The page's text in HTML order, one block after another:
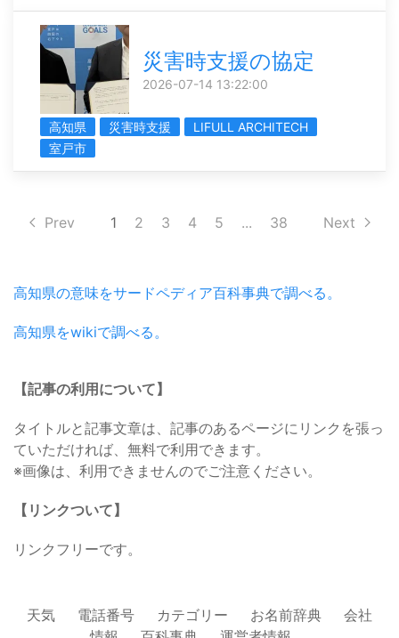
災害時支援の協定
2026-07-14 13:22:00
高知県 災害時支援
LIFULL ARCHITECH
室戸市
Prev 1 2 3 4 5 ... 38 Next
高知県の意味をサードペディア百科事典で調べる。
高知県をwikiで調べる。
【記事の利用について】
タイトルと記事文章は、記事のあるページにリンクを張っ
ていただければ、無料で利用できます。
※画像は、利用できませんのでご注意ください。
【リンクついて】
リンクフリーです。
天気 電話番号 カテゴリー お名前辞典
会社